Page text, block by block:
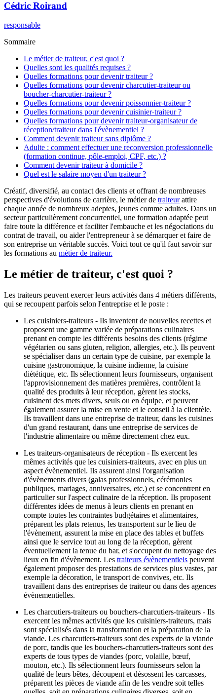
Cédric Roirand
responsable
Sommaire
Le métier de traiteur, c'est quoi ?
Quelles sont les qualités requises ?
Quelles formations pour devenir traiteur ?
Quelles formations pour devenir charcutier-traiteur ou
boucher-charcutier-traiteur ?
Quelles formations pour devenir poissonnier-traiteur ?
Quelles formations pour devenir cuisinier-traiteur ?
Quelles formations pour devenir traiteur-organisateur de
réception/traiteur dans l'évènementiel ?
Comment devenir traiteur sans diplôme ?
Adulte : comment effectuer une reconversion professionnelle
(formation continue, pôle-emploi, CPF, etc.) ?
Comment devenir traiteur à domicile ?
Quel est le salaire moyen d'un traiteur ?
Créatif, diversifié, au contact des clients et offrant de nombreuses
perspectives d'évolutions de carrière, le métier de traiteurattire
chaque année de nombreux adeptes, jeunes comme adultes. Dans un
secteur particulièrement concurrentiel, une formation adaptée peut
faire toute la différence et faciliter l'embauche et les négociations du
contrat de travail, ou aider l'entrepreneur à se démarquer et faire de
son entreprise un véritable succès. Voici tout ce qu'il faut savoir sur
les formations au métier de traiteur.
Le métier de traiteur, c'est quoi ?
Les traiteurs peuvent exercer leurs activités dans 4 métiers différents,
qui se recoupent parfois selon l'entreprise et le poste :
Les cuisiniers-traiteurs - Ils inventent de nouvelles recettes et
proposent une gamme variée de préparations culinaires
prenant en compte les différents besoins des clients (régime
végétarien ou sans gluten, religion, allergies, etc.). Ils peuvent
se spécialiser dans un certain type de cuisine, par exemple la
cuisine gastronomique, la cuisine indienne, la cuisine
diététique, etc. Ils sélectionnent leurs fournisseurs, organisent
l'approvisionnement des matières premières, contrôlent la
qualité des produits à leur réception, gèrent les stocks,
cuisinent des mets divers, seuls ou en équipe, et peuvent
également assurer la mise en vente et le conseil à la clientèle.
Ils travaillent dans une entreprise de traiteur, dans les cuisines
d'un grand restaurant, dans une entreprise de services de
l'industrie alimentaire ou même directement chez eux.
Les traiteurs-organisateurs de réception - Ils exercent les
mêmes activités que les cuisiniers-traiteurs, avec en plus un
aspect évènementiel. Ils assurent ainsi l'organisation
d'évènements divers (galas professionnels, cérémonies
publiques, mariages, anniversaires, etc.) et se concentrent en
particulier sur l'aspect culinaire de la réception. Ils proposent
différentes idées de menus à leurs clients en prenant en
compte toutes les contraintes budgétaires et alimentaires,
préparent les plats retenus, les transportent sur le lieu de
l'évènement, assurent la mise en place des tables et buffets
ainsi que le service tout au long de la réception, gèrent
éventuellement la tenue du bar, et s'occupent du nettoyage des
lieux en fin d'évènement. Les traiteurs évènementiels peuvent
également proposer des prestations de services plus vastes, par
exemple la décoration, le transport de convives, etc. Ils
travaillent dans des entreprises de traiteur ou dans des agences
évènementielles.
Les charcutiers-traiteurs ou bouchers-charcutiers-traiteurs - Ils
exercent les mêmes activités que les cuisiniers-traiteurs, mais
sont spécialisés dans la transformation et la préparation de la
viande. Les charcutiers-traiteurs sont des experts de la viande
de porc, tandis que les bouchers-charcutiers-traiteurs sont des
experts de tous types de viandes (porc, volaille, bœuf,
mouton, etc.). Ils sélectionnent leurs fournisseurs selon la
qualité de leurs bêtes, découpent et désossent les carcasses,
préparent les pièces de viande afin de les vendre soit telles